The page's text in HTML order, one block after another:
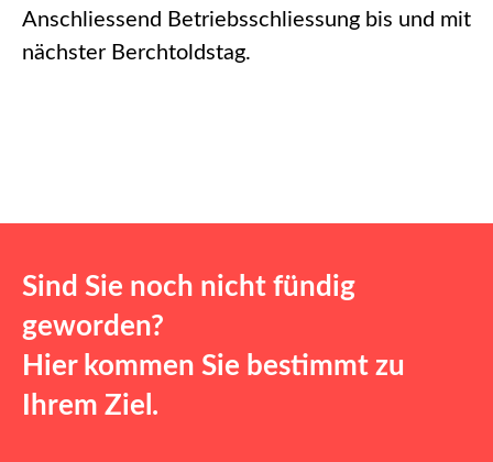
Anschliessend Betriebsschliessung bis und mit
nächster Berchtoldstag.
Sind Sie noch nicht fündig
geworden?
Hier kommen Sie bestimmt zu
Ihrem Ziel.